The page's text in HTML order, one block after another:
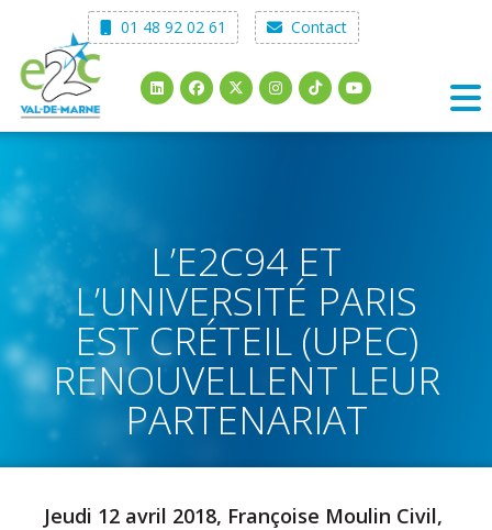
content
01 48 92 02 61 Contact
L’E2C94 ET
L’UNIVERSITÉ PARIS
EST CRÉTEIL (UPEC)
RENOUVELLENT LEUR
PARTENARIAT
Jeudi 12 avril 2018, Françoise Moulin Civil,